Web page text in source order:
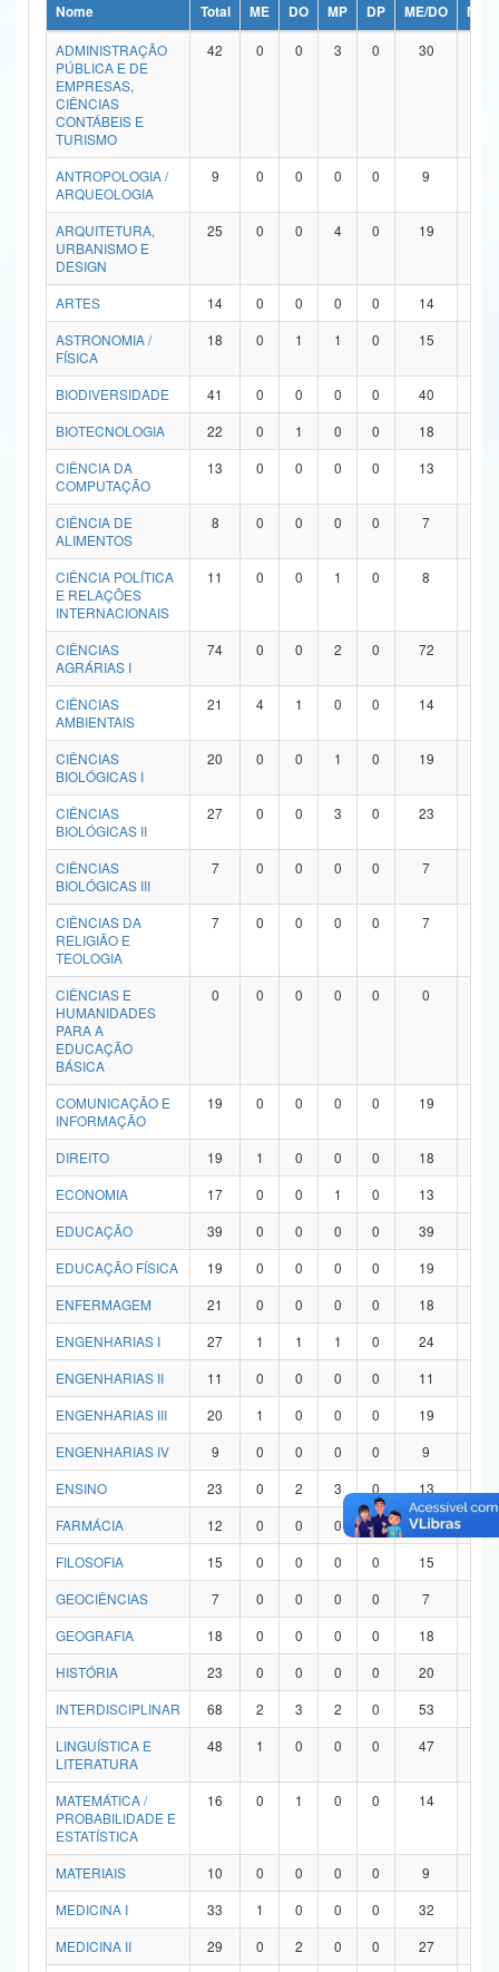
Ministério da Ciência, Tecnologia, Inovações e Comunicações
Ministério do Meio Ambiente
Ministério do Turismo
Ministério do Desenvolvimento Regional
Controladoria-Geral da União
Ministério da Mulher, da Família e dos Direitos Humanos
Secretaria de Governo
Advocacia-Geral da União
Banco Central do Brasil
Nome Total ME DO MP DP ME/DO
MP/
ADMINISTRAÇÃO
PÚBLICA E DE
EMPRESAS,
CIÊNCIAS
CONTÁBEIS E
TURISMO
42 0 0 3 0 30
ANTROPOLOGIA /
ARQUEOLOGIA
9 0 0 0 0 9
ARQUITETURA,
URBANISMO E
DESIGN
25 0 0 4 0 19
ARTES 14 0 0 0 0 14
ASTRONOMIA /
FÍSICA
18 0 1 1 0 15
BIODIVERSIDADE 41 0 0 0 0 40
BIOTECNOLOGIA
22 0 1 0 0 18
CIÊNCIA DA
COMPUTAÇÃO
13 0 0 0 0 13
CIÊNCIA DE
ALIMENTOS
8 0 0 0 0 7
CIÊNCIA POLÍTICA
E RELAÇÕES
INTERNACIONAIS
11 0 0 1 0 8
CIÊNCIAS
AGRÁRIAS I
74 0 0 2 0 72
CIÊNCIAS
AMBIENTAIS
21 4 1 0 0 14
CIÊNCIAS
BIOLÓGICAS I
20 0 0 1 0 19
CIÊNCIAS
BIOLÓGICAS II
27 0 0 3 0 23
CIÊNCIAS
BIOLÓGICAS III
7 0 0 0 0 7
CIÊNCIAS DA
RELIGIÃO E
TEOLOGIA
7 0 0 0 0 7
CIÊNCIAS E
HUMANIDADES
PARA A
EDUCAÇÃO
BÁSICA
0 0 0 0 0 0
COMUNICAÇÃO E
INFORMAÇÃO
19 0 0 0 0 19
DIREITO 19 1 0 0 0 18
ECONOMIA
17 0 0 1 0 13
EDUCAÇÃO
39 0 0 0 0 39
EDUCAÇÃO FÍSICA
19 0 0 0 0 19
ENFERMAGEM
21 0 0 0 0 18
ENGENHARIAS I
27 1 1 1 0 24
ENGENHARIAS II
11 0 0 0 0 11
ENGENHARIAS III
20 1 0 0 0 19
ENGENHARIAS IV
9 0 0 0 0 9
ENSINO
23 0 2 3 0 13
FARMÁCIA
12 0 0 0 0 12
FILOSOFIA
15 0 0 0 0 15
GEOCIÊNCIAS
7 0 0 0 0 7
GEOGRAFIA
18 0 0 0 0 18
HISTÓRIA
23 0 0 0 0 20
INTERDISCIPLINAR
68 2 3 2 0 53
LINGUÍSTICA E
LITERATURA
48 1 0 0 0 47
MATEMÁTICA /
PROBABILIDADE E
ESTATÍSTICA
16 0 1 0 0 14
MATERIAIS 10 0 0 0 0 9
MEDICINA I
33 1 0 0 0 32
MEDICINA II
29 0 2 0 0 27